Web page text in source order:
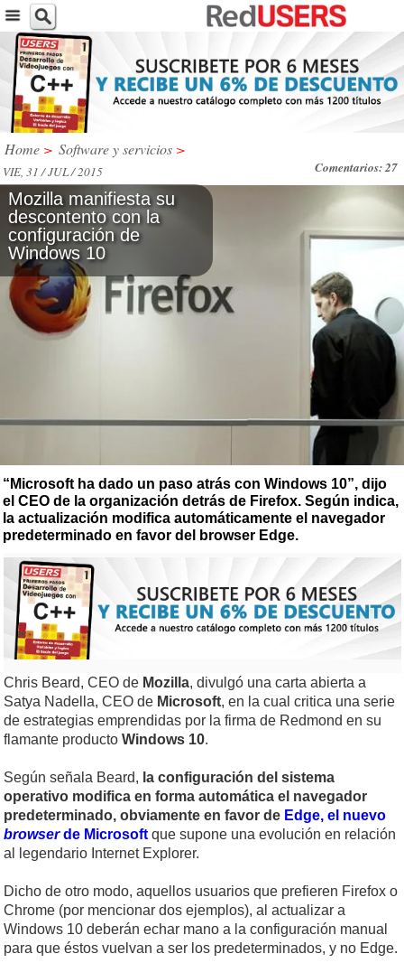
Home > Software y servicios >
Comentarios: 27
VIE, 31 / JUL / 2015
Mozilla manifiesta su
descontento con la
configuración de
Windows 10
“Microsoft ha dado un paso atrás con Windows 10”, dijo
el CEO de la organización detrás de Firefox. Según indica,
la actualización modifica automáticamente el navegador
predeterminado en favor del browser Edge.
Chris Beard, CEO de Mozilla, divulgó una carta abierta a
Satya Nadella, CEO de Microsoft, en la cual critica una serie
de estrategias emprendidas por la firma de Redmond en su
flamante producto Windows 10.
Según señala Beard, la configuración del sistema
operativo modifica en forma automática el navegador
predeterminado, obviamente en favor de Edge, el nuevo
browserde Microsoft que supone una evolución en relación
al legendario Internet Explorer.
Dicho de otro modo, aquellos usuarios que prefieren Firefox o
Chrome (por mencionar dos ejemplos), al actualizar a
Windows 10 deberán echar mano a la configuración manual
para que éstos vuelvan a ser los predeterminados, y no Edge.